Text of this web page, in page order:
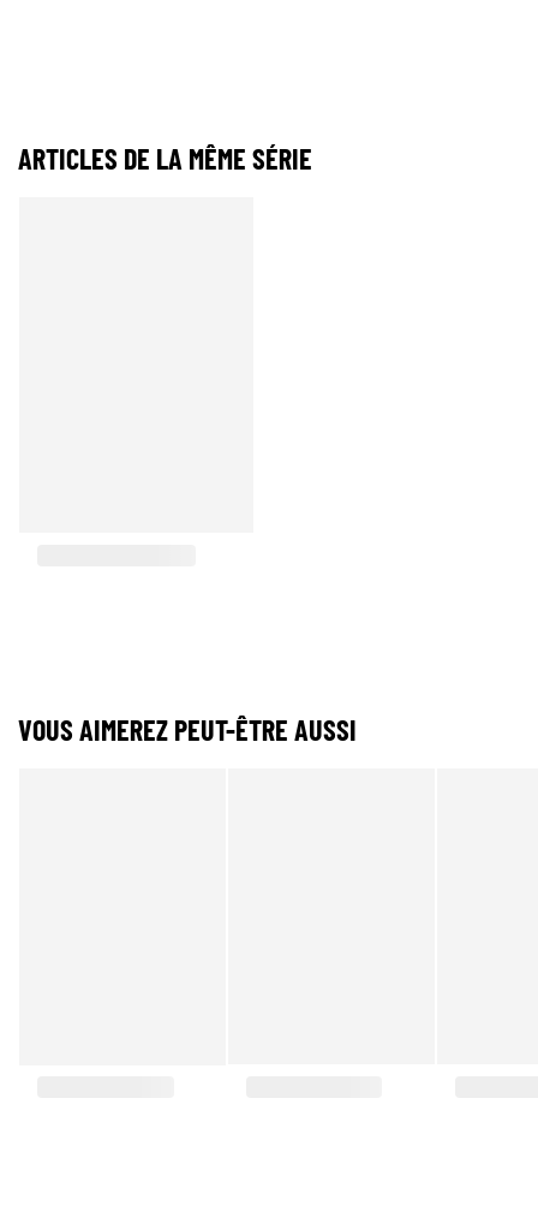
ARTICLES DE LA MÊME SÉRIE
VOUS AIMEREZ PEUT-ÊTRE AUSSI